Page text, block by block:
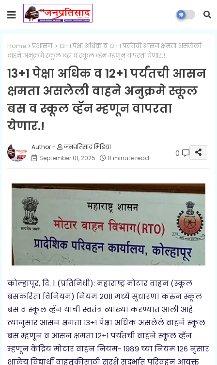
Home प्रशासन.
13+1 पेक्षा अधिक व 12+1 पर्यंतची आसन क्षमता असलेली
वाहने अनुक्रमे स्कूल बस व स्कूल व्हॅन म्हणून वापरता येणार.!
13+1 पेक्षा अधिक व 12+1 पर्यंतची आसन
क्षमता असलेली वाहने अनुक्रमे स्कूल
बस व स्कूल व्हॅन म्हणून वापरता
येणार.!
जनप्रतिसाद मिडिया
September 01, 2025
0 minute read 0
कोल्हापूर, दि. 1 (प्रतिनिधी): महाराष्ट्र मोटार वाहन (स्कूल
बसकरिता विनियम) नियम २०११ मध्ये सुधारणा करुन स्कूल
बस व स्कूल व्हॅन यांची स्वतंत्र व्याख्या करण्यात आली आहे.
त्यानुसार आसन क्षमता १३+१ पेक्षा अधिक असलेले वाहने स्कूल
बस म्हणून व आसन क्षमता १२+१ पर्यंतची वाहने स्कूल व्हॅन
म्हणून केंद्रिय मोटार वाहन नियम- १९८९ च्या नियम १२६ नुसार
शालेय विद्यार्थी वाहतूकीसाठी सुरक्षे संदर्भात परिवहन आयुक्त